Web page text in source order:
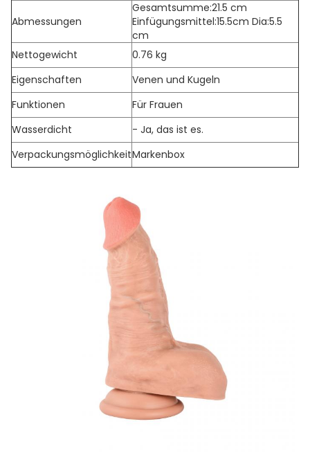
Abmessungen
Gesamtsumme:21.5 cm
Einfügungsmittel:15.5cm Dia:5.5
cm
Nettogewicht
0.76 kg
Eigenschaften
Venen und Kugeln
Funktionen
Für Frauen
Wasserdicht
- Ja, das ist es.
VerpackungsmöglichkeitMarkenbox